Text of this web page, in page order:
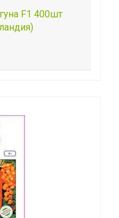
F1 400шт